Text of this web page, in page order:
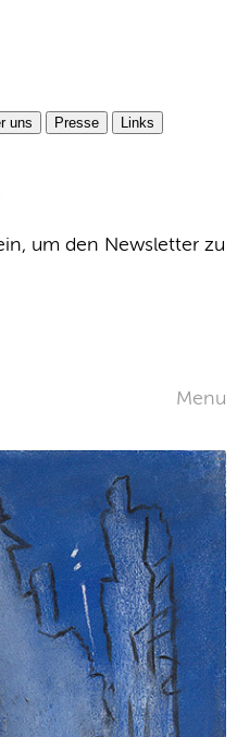
uns Presse
Links
um den Newsletter zu
Menu